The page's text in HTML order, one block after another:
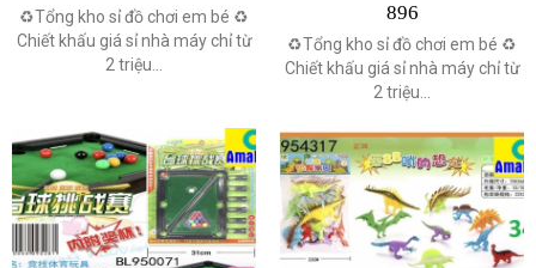
♻️Tổng kho sỉ đồ chơi em bé ♻️
Chiết khấu giá sỉ nhà máy chỉ từ
2 triệu...
896
♻️Tổng kho sỉ đồ chơi em bé ♻️
Chiết khấu giá sỉ nhà máy chỉ từ
2 triệu...